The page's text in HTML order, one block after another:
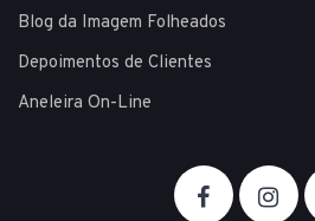
Blog da Imagem Folheados
Depoimentos de Clientes
Aneleira On-Line